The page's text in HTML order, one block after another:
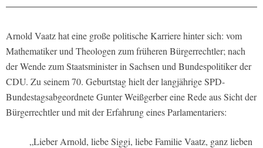
Arnold Vaatz hat eine große politische Karriere hinter sich: vom
Mathematiker und Theologen zum früheren Bürgerrechtler; nach
der Wende zum Staatsminister in Sachsen und Bundespolitiker der
CDU. Zu seinem 70. Geburtstag hielt der langjährige SPD-
Bundestagsabgeordnete Gunter Weißgerber eine Rede aus Sicht der
Bürgerrechtler und mit der Erfahrung eines Parlamentariers:
„Lieber Arnold, liebe Siggi, liebe Familie Vaatz, ganz lieben